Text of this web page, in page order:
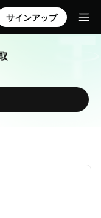
サインアップ